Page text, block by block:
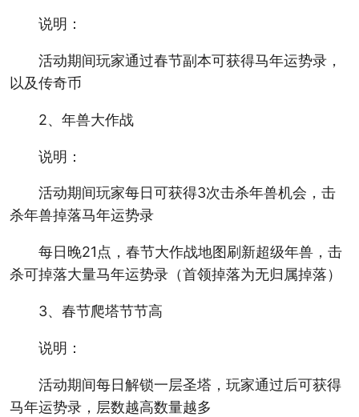
说明：
活动期间玩家通过春节副本可获得马年运势录，
以及传奇币
2、年兽大作战
说明：
活动期间玩家每日可获得3次击杀年兽机会，击
杀年兽掉落马年运势录
每日晚21点，春节大作战地图刷新超级年兽，击
杀可掉落大量马年运势录（首领掉落为无归属掉落）
3、春节爬塔节节高
说明：
活动期间每日解锁一层圣塔，玩家通过后可获得
马年运势录，层数越高数量越多